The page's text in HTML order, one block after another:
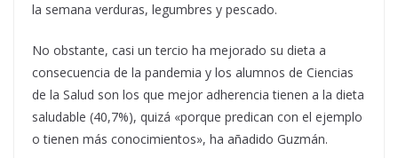
la semana verduras, legumbres y pescado.
No obstante, casi un tercio ha mejorado su dieta a
consecuencia de la pandemia y los alumnos de Ciencias
de la Salud son los que mejor adherencia tienen a la dieta
saludable (40,7%), quizá «porque predican con el ejemplo
o tienen más conocimientos», ha añadido Guzmán.